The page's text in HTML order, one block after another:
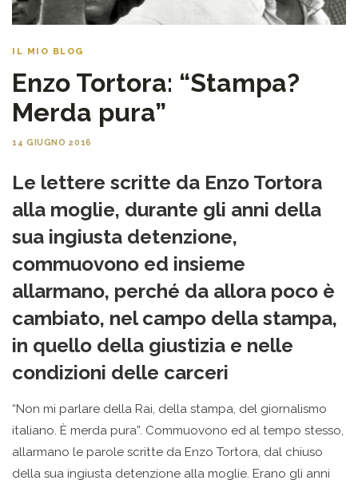
IL MIO BLOG
Enzo Tortora: “Stampa?
Merda pura”
14 GIUGNO 2016
Le lettere scritte da Enzo Tortora
alla moglie, durante gli anni della
sua ingiusta detenzione,
commuovono ed insieme
allarmano, perché da allora poco è
cambiato, nel campo della stampa,
in quello della giustizia e nelle
condizioni delle carceri
“Non mi parlare della Rai, della stampa, del giornalismo
italiano. È merda pura”. Commuovono ed al tempo stesso,
allarmano le parole scritte da Enzo Tortora, dal chiuso
della sua ingiusta detenzione alla moglie. Erano gli anni